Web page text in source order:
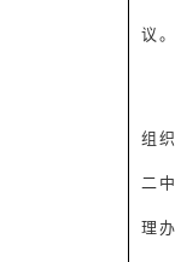
议。
组
二
理